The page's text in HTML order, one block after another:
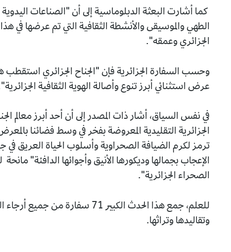
كما أشارت البعثة الدبلوماسية إلى أن "الصناعات اليدوية
الطهي والموسيقى والأنشطة الثقافية التي تم عرضها في
الجزائري وعمقه".
وحسب السفارة الجزائرية فإن "الجناح الجزائري استقطب
عرض استثنائي أبرز تنوع وأصالة الهوية الثقافية
في نفس السياق، أشار ذات المصدر إلى أن أحد أبرز معالم
الجزائرية التقليدية المعروضة بفخر في وسط فضائنا
ترمز لكرم الضيافة الصحراوية وأسلوب الحياة العريق في
الإعجاب بجمالها وديكورها الأنيق وأجوائها الدافئة"
الصحراء الجزائرية".
للعلم، جمع هذا الحدث الكبير 71 سفارة
وتقاليدها وتراثها.